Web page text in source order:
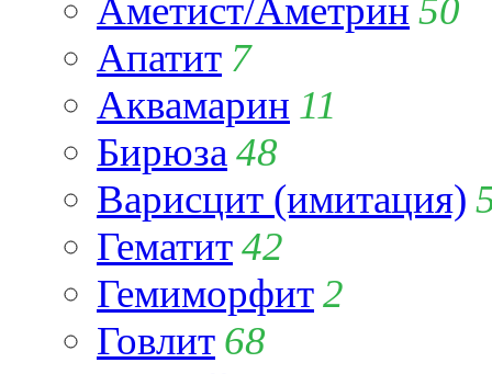
Аметист/Аметрин 50
Апатит 7
Аквамарин 11
Бирюза 48
Варисцит (имитация)
Гематит42
Гемиморфит2
Говлит 68